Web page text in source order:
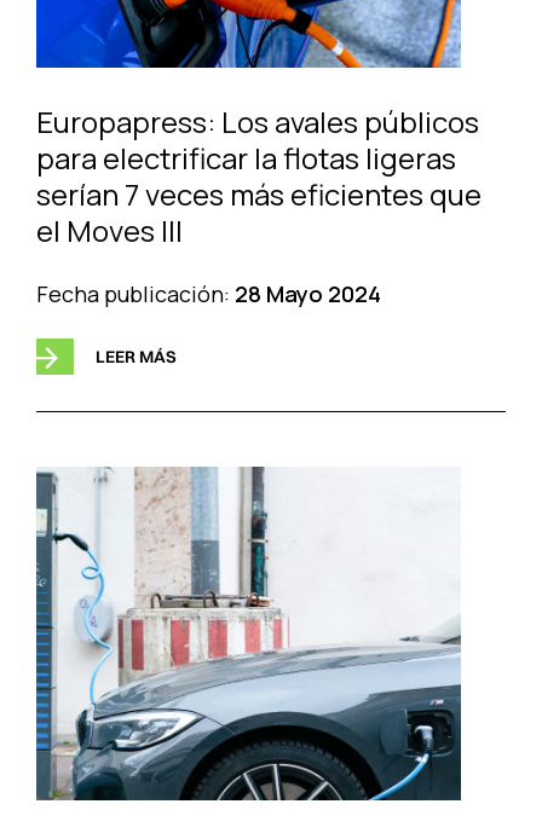
Europapress: Los avales públicos
para electrificar la flotas ligeras
serían 7 veces más eficientes que
el Moves III
Fecha publicación: 28 Mayo 2024
LEER MÁS